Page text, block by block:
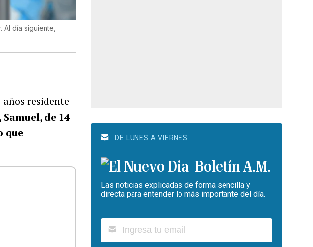
día siguiente,
residente
de 14
que
DE LUNES A VIERNES
Boletín A.M.
Las noticias explicadas de forma sencilla y
directa para entender lo más importante del día.